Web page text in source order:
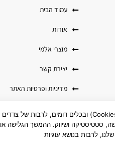
עמוד הבית
אודות
מוצרי אלמי
יצירת קשר
מדיניות ופרטיות האתר
הצהרת נגישות
לידיעתך: באתר זה נעשה שימוש בקבצי עוגיות (Cookies) ובכלים דומים, לרבות של צדדים
סטטיסטיקה ושיווק. ההמשך הגלישה או
לרבות בנושא עוגיות